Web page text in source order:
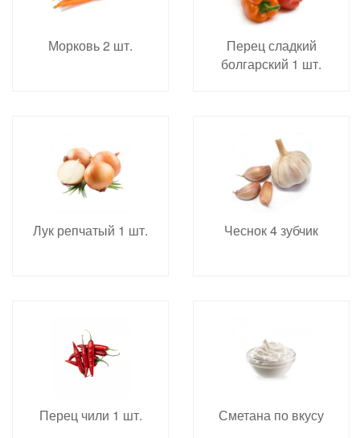
Морковь 2 шт.
Перец сладкий
болгарский 1 шт.
Лук репчатый 1 шт. Чеснок 4 зубчик
Перец чили 1 шт. Сметана по вкусу